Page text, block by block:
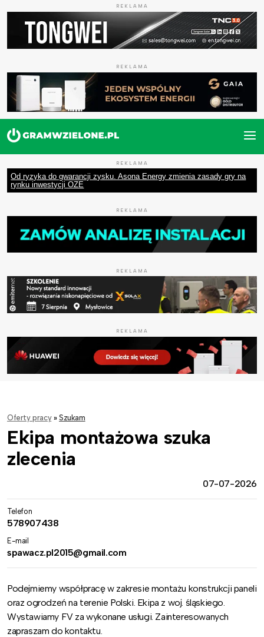
REKLAMA
REKLAMA
REKLAMA
Od ryzyka do gwarancji zysku. Asona Energy zmienia zasady gry na
rynku inwestycji OZE
REKLAMA
REKLAMA
REKLAMA
Oferty pracy » Szukam
Ekipa montażowa szuka
zlecenia
07-07-2026
Telefon
578907438
E-mail
spawacz.pl2015@gmail.com
Podejmiemy współpracę w zakresie montażu konstrukcji paneli
oraz ogrodzeń na terenie Polski. Ekipa z woj. śląskiego.
Wystawiamy FV za wykonane usługi. Zainteresowanych
zapraszam do kontaktu.